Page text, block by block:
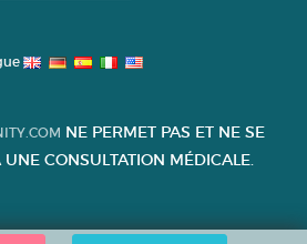
NE PERMET PAS ET NE SE
CONSULTATION MÉDICALE.